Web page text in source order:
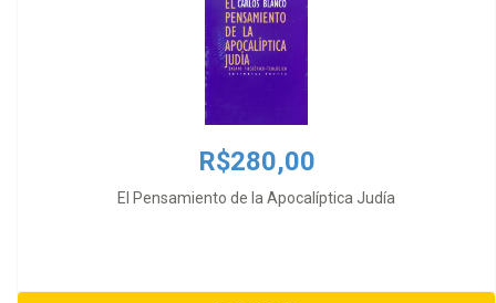
R$280,00
El Pensamiento de la Apocalíptica Judía